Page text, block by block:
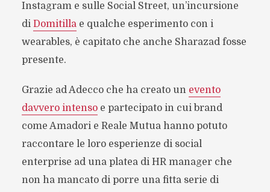
Instagram e sulle Social Street, un’incursione
di Domitillae qualche esperimento con i
wearables, è capitato che anche Sharazad fosse
presente.
Grazie ad Adecco che ha creato un evento
davvero intensoe partecipato in cui brand
come Amadori e Reale Mutua hanno potuto
raccontare le loro esperienze di social
enterprise ad una platea di HR manager che
non ha mancato di porre una fitta serie di